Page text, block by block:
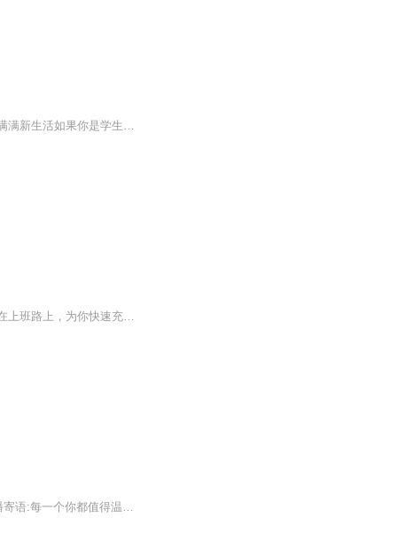
我在努力使声音内容更有营养如果你是上班族，每天早晨我们一起开启全新的每一天，元气满满新生活如果你是学生，我希望我们都能陪伴彼此一起记录点滴成长，记录你我的生活，让时间证明一切努力，舒服，艰难，希望都是成长的必不可缺。我很庆幸您能看见这些文字，我只想用我的早安电台用最温暖的声音送到您的耳朵里。我只想变得更好，坚持更新，让更多人在清晨醒来有我的陪伴。你可以在微博搜索：晞晞电台123找到我，也可以微信搜索xixidiantai123与我交流沟通，分享你的故事；我还有一个极其不成熟的...
通勤路上没精神？职场能量已告急？《早安，早鸟》是你专属的晨间职场能量棒！我们专注在上班路上，为你快速充电，提供5分钟就能听完的极致干货。 在这里，你能获得：√ 高效技巧：Excel秘籍、时间管理法则，让你效率翻倍。√ 沟通艺术：汇报、谈判、跨部门...
节目主题:早安～耳朵醒了吗？主播介绍:米娅吖是个菜鸟玩家～在发现的路上愉悦奔跑�主播寄语:每一个你都值得温柔以待�更新频率:每天清晨不见不散